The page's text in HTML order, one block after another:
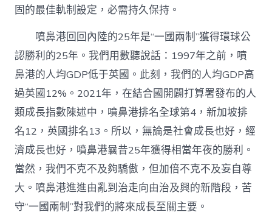
固的最佳軌制設定，必需持久保持。
噴鼻港回回內陸的25年是“一國兩制”獲得環球公
認勝利的25年。我們用數聽說話：1997年之前，噴
鼻港的人均GDP低于英國。此刻，我們的人均GDP高
過英國12%。2021年，在結合國開闢打算署發布的人
類成長指數陳述中，噴鼻港排名全球第4，新加坡排
名12，英國排名13。所以，無論是社會成長也好，經
濟成長也好，噴鼻港曩昔25年獲得相當年夜的勝利。
當然，我們不克不及夠驕傲，但加倍不克不及妄自尊
大。噴鼻港進進由亂到治走向由治及興的新階段，苦
守“一國兩制”對我們的將來成長至關主要。